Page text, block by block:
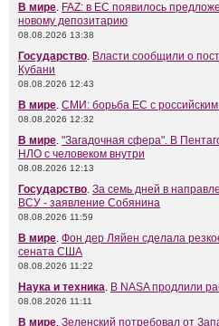
В мире. FAZ: в ЕС появилось
новому депозитарию
08.08.2026 13:38
Государство. Власти сообщили о
Кубани
08.08.2026 12:43
В мире. СМИ: борьба ЕС с российским
08.08.2026 12:32
В мире. "Загадочная сфера". В
НЛО с человеком внутри
08.08.2026 12:13
Государство. За семь дней в
ВСУ - заявление Собянина
08.08.2026 11:59
В мире. Фон дер Ляйен сделала
сената США
08.08.2026 11:22
Наука и техника. В NASA продлили
08.08.2026 11:11
В мире. Зеленский потребовал от